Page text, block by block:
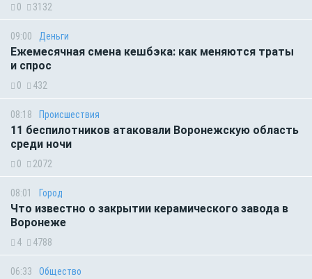
0 3132
09:00 Деньги
Ежемесячная смена кешбэка: как меняются траты
и спрос
0 432
08:18 Происшествия
11 беспилотников атаковали Воронежскую область
среди ночи
0 2072
08:01 Город
Что известно о закрытии керамического завода в
Воронеже
4 4788
06:33 Общество